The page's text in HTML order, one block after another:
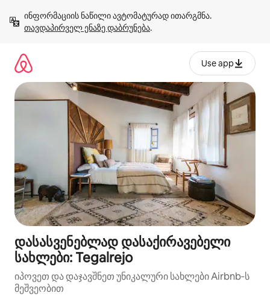
გადასვლა
თავდაპირველ ენაზე დაბრუნება.
Use app
დასასვენებლად დასაქირავებელი
სახლები: Tegalrejo
იპოვეთ და დაჯავშნეთ უნიკალური სახლები Airbnb‑ს
მეშვეობით